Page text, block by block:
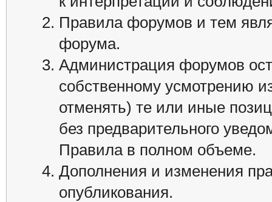
Правила форумов и тем
форума.
Администрация форумов
собственному усмотрению
отменять) те или иные
без предварительного
Правила в полном объеме.
Дополнения и изменения
опубликования.